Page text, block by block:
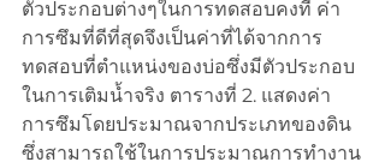
ตัวประกอบต่างๆในการทดสอบคงที่ ค่า
การซึมที่ดีที่สุดจึงเป็นค่าที่ได้จากการ
ทดสอบที่ตำแหน่งของบ่อซึ่งมีตัวประกอบ
ในการเติมน้ำจริง ตารางที่ 2. แสดงค่า
การซึมโดยประมาณจากประเภทของดิน
ซึ่งสามารถใช้ในการประมาณการทำงาน